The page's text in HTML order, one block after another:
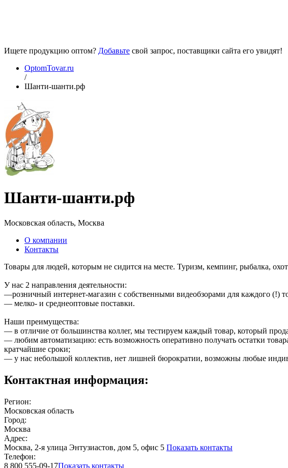
Ищете продукцию оптом? Добавьте свой запрос, поставщики сайта его увидят!
OptomTovar.ru
/
Шанти-шанти.рф
Шанти-шанти.рф
Московская область, Москва
О компании
Контакты
Товары для людей, которым не сидится на месте. Туризм, кемпинг, рыбалка,
У нас 2 направления деятельности:
—розничный интернет-магазин с собственными видеобзорами для каждого (!)
— мелко- и среднеоптовые поставки.
Наши преимущества:
— в отличие от большинства коллег, мы тестируем каждый товар, который
— любим автоматизацию: есть возможность оперативно получать остатки
кратчайшие сроки;
— у нас небольшой коллектив, нет лишней бюрократии, возможны любые
Контактная информация:
Регион:
Московская область
Город:
Москва
Адрес:
Москва, 2-я улица Энтузиастов, дом 5, офис 5 Показать контакты
Телефон:
8 800 555-09-17Показать контакты